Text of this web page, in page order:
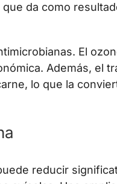
da como
El
Además, el
lo que la
reducir